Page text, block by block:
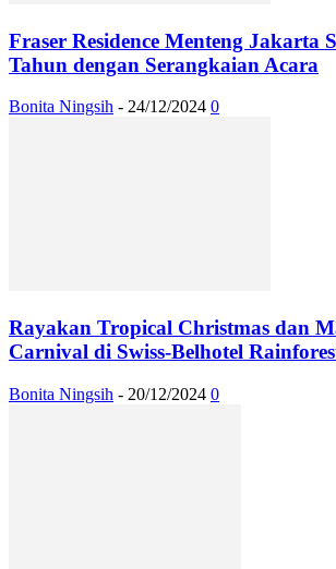
Fraser Residence Menteng Jakarta
Tahun dengan Serangkaian Acara
Bonita Ningsih - 24/12/2024 0
Rayakan Tropical Christmas dan
Carnival di Swiss-Belhotel
Bonita Ningsih - 20/12/2024 0